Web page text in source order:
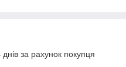
за рахунок покупця